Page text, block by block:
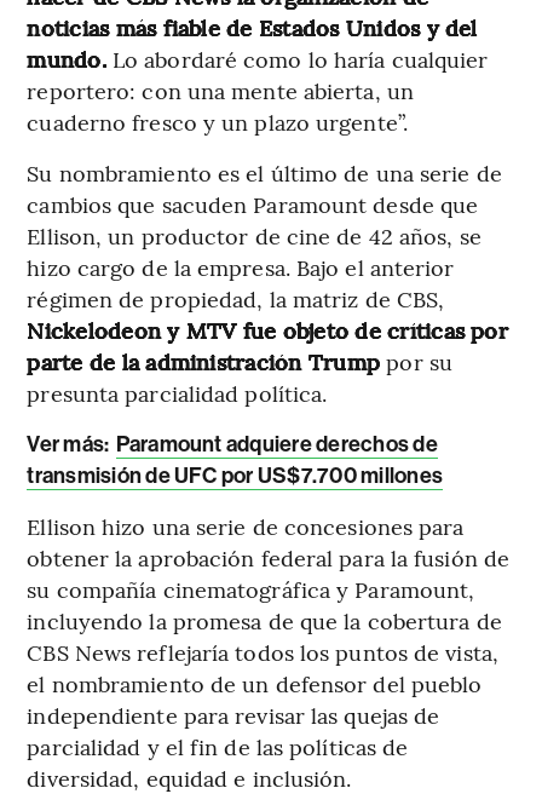
noticias más fiable de Estados Unidos y del
mundo.Lo abordaré como lo haría cualquier
reportero: con una mente abierta, un
cuaderno fresco y un plazo urgente”.
Su nombramiento es el último de una serie de
cambios que sacuden Paramount desde que
Ellison, un productor de cine de 42 años, se
hizo cargo de la empresa. Bajo el anterior
régimen de propiedad, la matriz de CBS,
Nickelodeon y MTV fue objeto de críticas por
parte de la administración Trumppor su
presunta parcialidad política.
Ver más: Paramount adquiere derechos de
transmisión de UFC por US$7.700 millones
Ellison hizo una serie de concesiones para
obtener la aprobación federal para la fusión de
su compañía cinematográfica y Paramount,
incluyendo la promesa de que la cobertura de
CBS News reflejaría todos los puntos de vista,
el nombramiento de un defensor del pueblo
independiente para revisar las quejas de
parcialidad y el fin de las políticas de
diversidad, equidad e inclusión.